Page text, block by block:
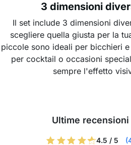
3 dimensioni
Il set include 3 dimensioni
scegliere quella giusta per la
piccole sono ideali per bicchieri
per cocktail o occasioni
sempre l'effetto
Ultime
4.5 / 5